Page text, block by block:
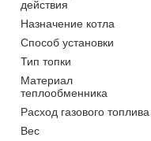
действия
Назначение котла
Способ установки
Тип топки
Материал
теплообменника
Расход газового топлива
Вес